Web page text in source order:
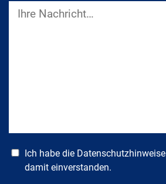
Ich habe die Datenschutzhinweise
damit einverstanden.